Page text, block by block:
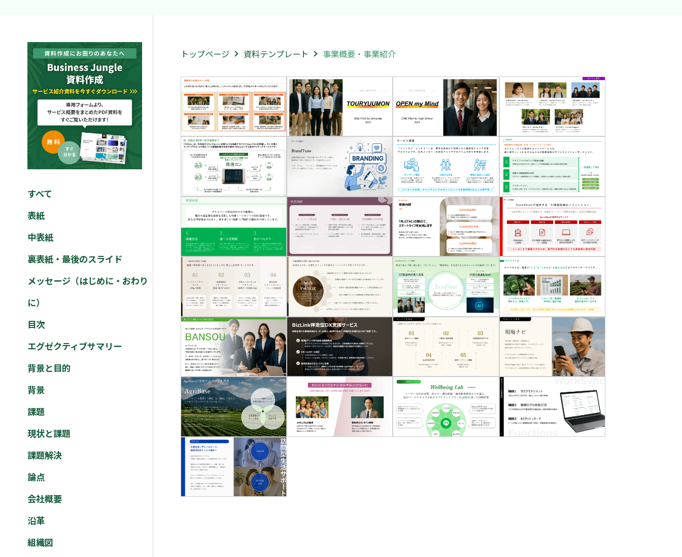
すべて
表紙
中表紙
裏表紙・最後のスライド
メッセージ（はじめに・おわり
に）
目次
エグゼクティブサマリー
背景と目的
背景
課題
現状と課題
課題解決
論点
会社概要
沿革
組織図
トップページ 資料テンプレート 事業概要・事業紹介